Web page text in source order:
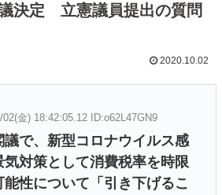
決定 立憲議員提出の質問
2020.10.02
02(金) 18:42:05.12 ID:o62L47GN9
で、新型コロナウイルス感
対策として消費税率を時限
性について「引き下げるこ